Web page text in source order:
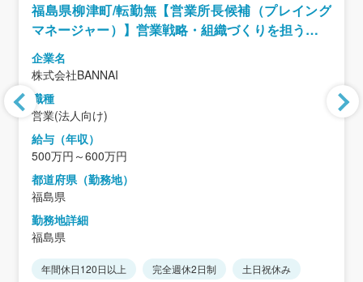
福島県柳津町/転勤無【営業所長候補（プレイング
マネージャー）】営業戦略・組織づくりを担う中核
人材募集/創業100年を超える老舗企業
企業名
株式会社BANNAI
職種
営業(法人向け)
給与（年収）
500万円～600万円
都道府県（勤務地）
福島県
勤務地詳細
福島県
年間休日120日以上 完全週休2日制 土日祝休み